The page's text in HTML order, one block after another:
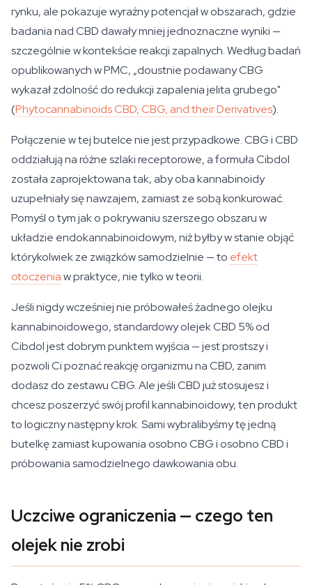
rynku, ale pokazuje wyraźny potencjał w obszarach, gdzie
badania nad CBD dawały mniej jednoznaczne wyniki —
szczególnie w kontekście reakcji zapalnych. Według badań
opublikowanych wPMC, „doustnie podawany CBG
wykazał zdolność do redukcji zapalenia jelita grubego"
(Phytocannabinoids CBD, CBG, and their Derivatives).
Połączenie w tej butelce nie jest przypadkowe. CBG i CBD
oddziałują na różne szlaki receptorowe, a formuła Cibdol
została zaprojektowana tak, aby oba kannabinoidy
uzupełniały się nawzajem, zamiast ze sobą konkurować.
Pomyśl o tym jak o pokrywaniu szerszego obszaru w
układzie endokannabinoidowym, niż byłby w stanie objąć
którykolwiek ze związków samodzielnie — to efekt
otoczeniaw praktyce, nie tylko w teorii.
Jeśli nigdy wcześniej nie próbowałeś żadnego olejku
kannabinoidowego, standardowy olejek CBD 5% od
Cibdol jest dobrym punktem wyjścia — jest prostszy i
pozwoli Ci poznać reakcję organizmu na CBD, zanim
dodasz do zestawu CBG. Ale jeśli CBD już stosujesz i
chcesz poszerzyć swój profil kannabinoidowy, ten produkt
to logiczny następny krok. Sami wybralibyśmy tę jedną
butelkę zamiast kupowania osobno CBG i osobno CBD i
próbowania samodzielnego dawkowania obu.
Uczciwe ograniczenia — czego ten
olejek nie zrobi